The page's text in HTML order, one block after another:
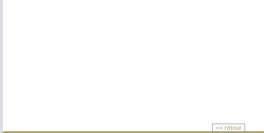
<< retour